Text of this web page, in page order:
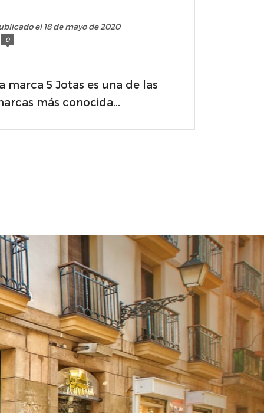
el 18 de mayo de 2020
0
marca 5 Jotas es una de las
más conocida...